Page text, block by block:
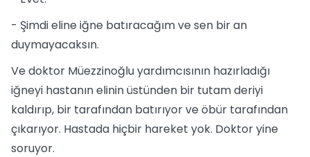
- Şimdi eline iğne batıracağım ve sen bir an
duymayacaksın.
Ve doktor Müezzinoğlu yardımcısının hazırladığı
iğneyi hastanın elinin üstünden bir tutam deriyi
kaldırıp, bir tarafından batırıyor ve öbür tarafından
çıkarıyor. Hastada hiçbir hareket yok. Doktor yine
soruyor.